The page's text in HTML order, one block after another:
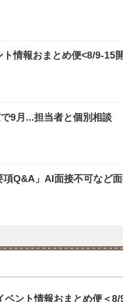
ト情報おまとめ便<8/9-15
9月...担当者と個別相談
項Q&A」AI面接不可など
ベント情報おまとめ便＜8/